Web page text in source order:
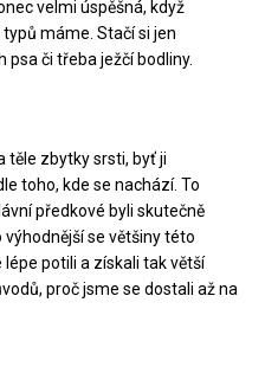
velmi úspěšná, když
máme. Stačí si jen
psa či třeba ježčí bodliny.
těle zbytky srsti, byť ji
toho, kde se nachází. To
předkové byli skutečně
se většiny této
potili a získali tak větší
proč jsme se dostali až na